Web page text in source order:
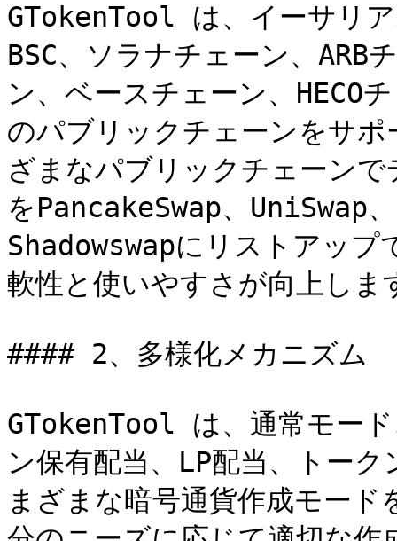
GTokenTool は、イーサリ
BSC、ソラナチェーン、ARB
ン、ベースチェーン、HECO
のパブリックチェーンをサ
ざまなパブリックチェーン
をPancakeSwap、UniSwap
Shadowswapにリストアッ
軟性と使いやすさが向上しま
#### 2、多様化メカニズム
GTokenTool は、通常モー
ン保有配当、LP配当、トーク
まざまな暗号通貨作成モー